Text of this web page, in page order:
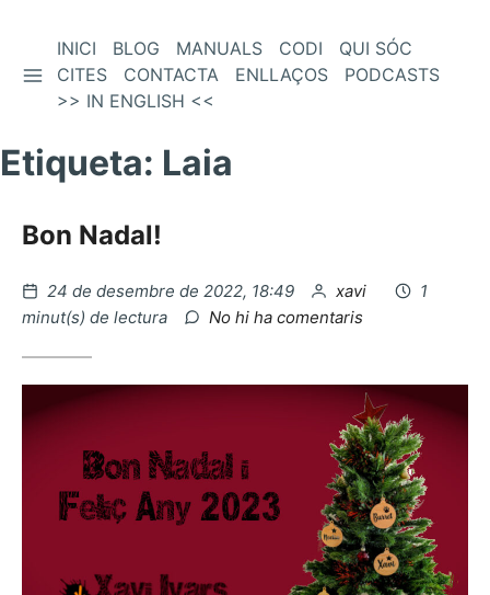
contingut
BARRA LATERAL
INICI BLOG MANUALS CODI
QUI SÓC
CITES
CONTACTA ENLLAÇOS
PODCASTS
>> IN ENGLISH <<
Etiqueta: Laia
Bon Nadal!
Publicat
el
24 de desembre de 2022, 18:49 per
xavi
1
minut(s) de lectura
No hi ha comentaris